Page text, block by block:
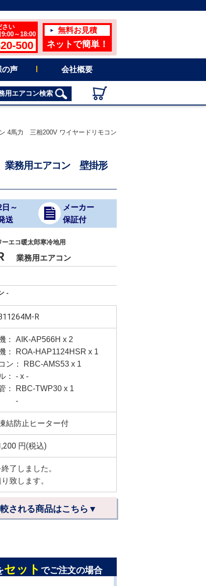
さい
～18:00
500
無料お見積
ネットで簡単！
の声 会社概要
用エアコン検索
4馬力 三相200V ワイヤードリモコン
業務用エアコン 壁掛形
日～
送
メーカー
保証付
エコ暖太郎寒冷地用
業務用エアコン
-
R
： AIK-AP566H x 2
： ROA-HAP1124HSR x 1
ン： RBC-AMS53 x 1
： - x -
： RBC-TWP30 x 1
結防止ヒーター付
円(税込)
了しました。
致します。
される商品はこちら▼
セット でご注文の場合